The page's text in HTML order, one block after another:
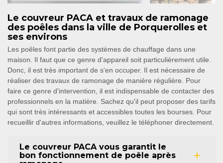
Le couvreur PACA et travaux de ramonage
des poêles dans la ville de Porquerolles et
ses environs
Les poêles font partie des systèmes de chauffage dans une
maison. Il faut que ce genre d'appareil soit particulièrement utile.
Donc, il est très important de s'en occuper. Il est nécessaire de
réaliser des travaux de ramonage de manière régulière. Pour
faire ce genre d'intervention, il est indispensable de contacter des
professionnels en la matière. Sachez qu'il peut proposer des tarifs
qui sont très intéressants et accessibles toutes les bourses. Pour
recueillir d'autres informations, veuillez le téléphoner directement.
Le couvreur PACA vous garantit le
bon fonctionnement de poêle après